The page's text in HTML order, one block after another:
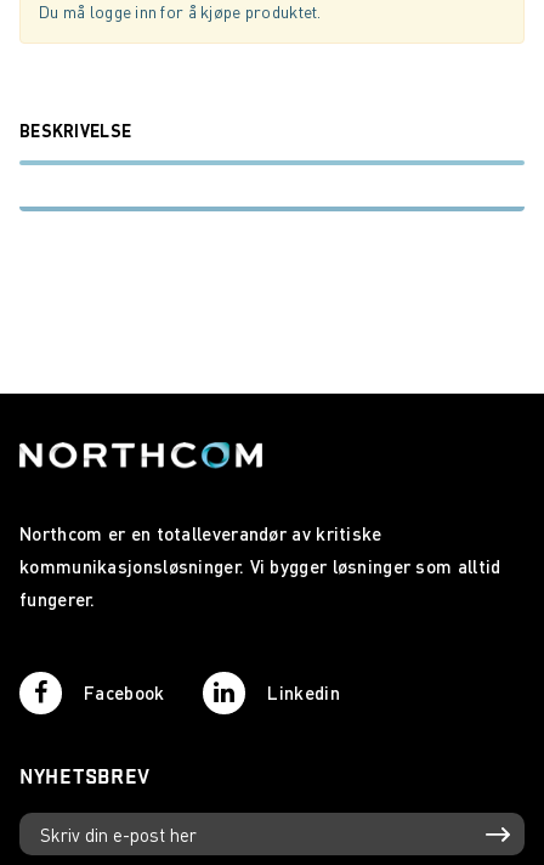
Du må logge inn for å kjøpe produktet.
BESKRIVELSE
Northcom er en totalleverandør av kritiske
kommunikasjonsløsninger. Vi bygger løsninger som alltid
fungerer.
Facebook Linkedin
NYHETSBREV